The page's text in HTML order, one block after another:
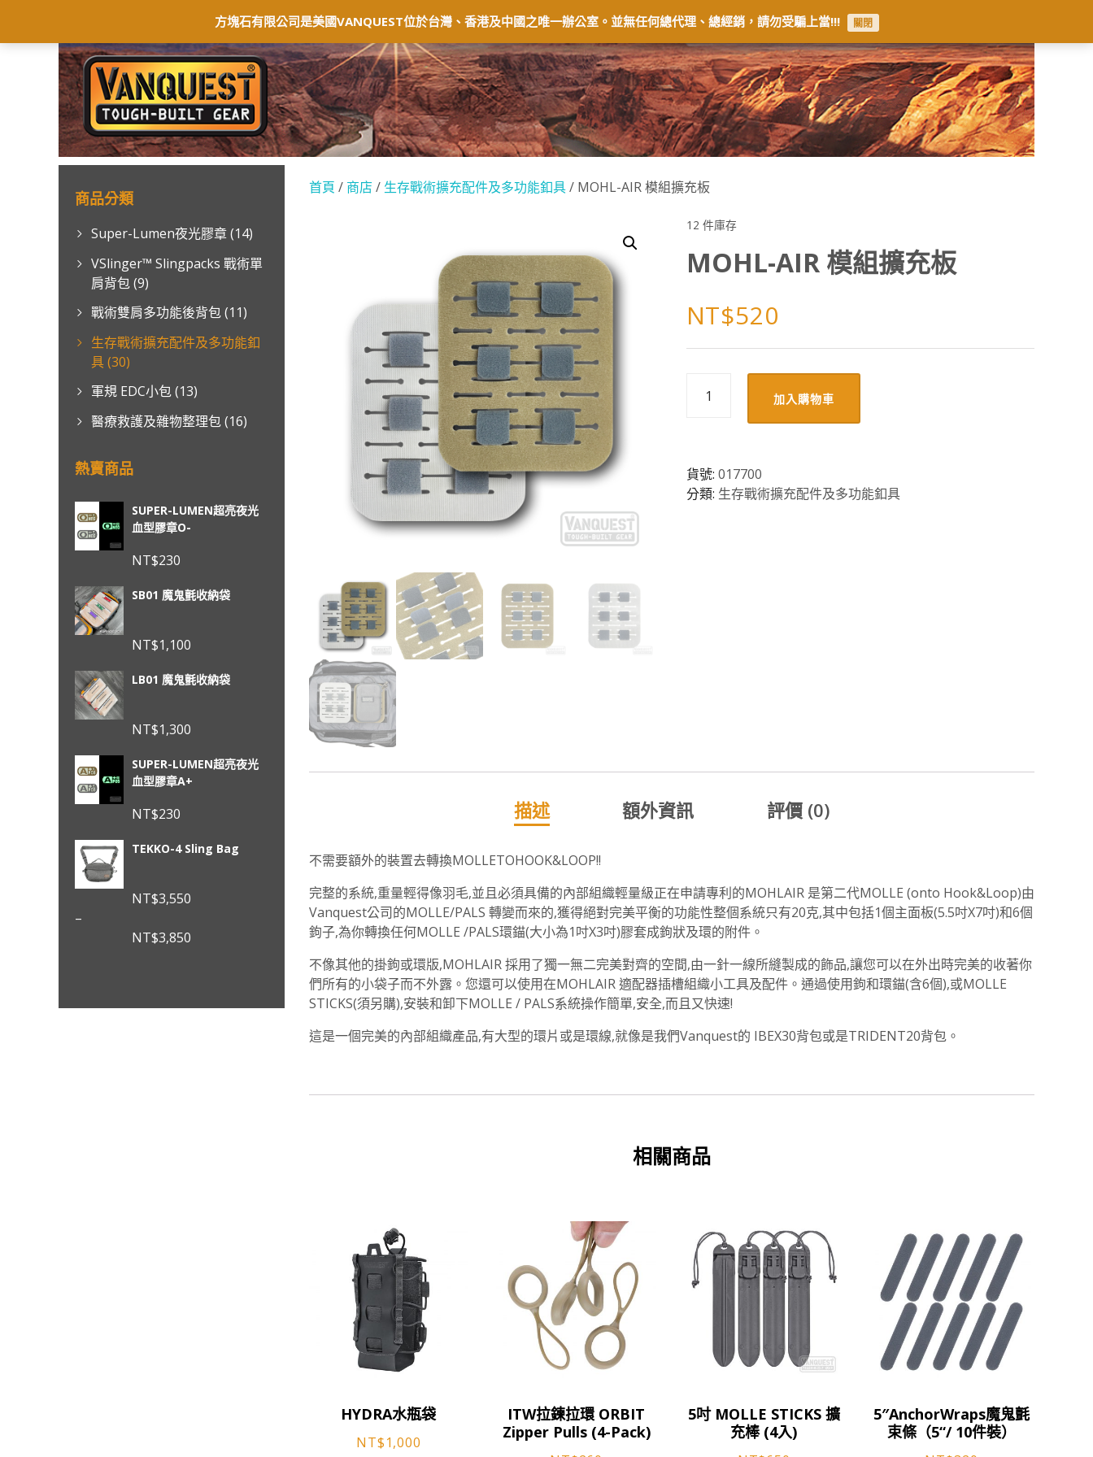
方塊石有限公司是美國VANQUEST位於台灣、香港及中國之唯一辦公室。並無任何總代理、總經銷，請勿受騙上當!!! 關閉
商店 聯絡我們 保固及退貨 常見問題 經銷商 會員中心
商品分類
Super-Lumen夜光膠章(14)
VSlinger™ Slingpacks 戰術單
肩背包(9)
戰術雙肩多功能後背包(11)
生存戰術擴充配件及多功能釦
具(30)
軍規 EDC小包(13)
醫療救護及雜物整理包(16)
熱賣商品
SUPER-LUMEN超亮夜光
血型膠章O-
NT$230
SB01 魔鬼氈收納袋
NT$1,100
LB01 魔鬼氈收納袋
NT$1,300
SUPER-LUMEN超亮夜光
血型膠章A+
NT$230
TEKKO-4 Sling Bag
NT$3,550
–
NT$3,850
圍：
首頁 / 商店/ 生存戰術擴充配件及多功能釦具/ MOHL-AIR 模組擴充板
MOHL-AIR 模組擴充板
NT$520
12 件庫存
充
板
加入購物車
貨號: 017700
分類: 生存戰術擴充配件及多功能釦具
描述 額外資訊 評價 (0)
不需要額外的裝置去轉換MOLLE­TO­HOOK­&­LOOP!!
完整的系統,重量輕得像羽毛,並且必須具備的內部組織輕量級正在申請專利的MOHL­AIR 是第二代MOLLE (onto Hook­&­Loop)由
Vanquest公司的MOLLE/PALS 轉變而來的,獲得絕對完美平衡的功能性整個系統只有20克,其中包括1個主面板(5.5吋X7吋)和6個
鉤子,為你轉換任何MOLLE /PALS環錨(大小為1吋X3吋)膠套成鉤狀及環的附件。
不像其他的掛鉤或環版,MOHL­AIR 採用了獨一無二完美對齊的空間,由一針一線所縫製成的飾品,讓您可以在外出時完美的收著你
們所有的小袋子而不外露。您還可以使用在MOHL­AIR 適配器插槽組織小工具及配件。通過使用鉤和環錨(含6個),或MOLLE
STICKS(須另購),安裝和卸下MOLLE / PALS系統操作簡單,安全,而且又快速!
這是一個完美的內部組織產品,有大型的環片或是環線,就像是我們Vanquest的 IBEX­30背包或是TRIDENT­20背包。
相關商品
HYDRA水瓶袋
NT$1,000
品
ITW拉鍊拉環 ORBIT
Zipper Pulls (4-Pack)
產
5吋 MOLLE STICKS 擴
充棒 (4入)
5″AnchorWraps魔鬼氈
束條（5“/ 10件裝）